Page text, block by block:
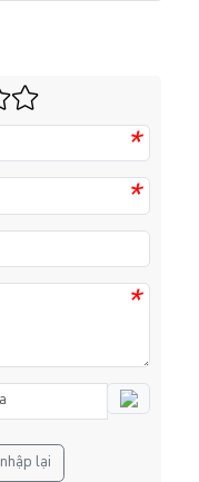
*
*
*
nhập lại